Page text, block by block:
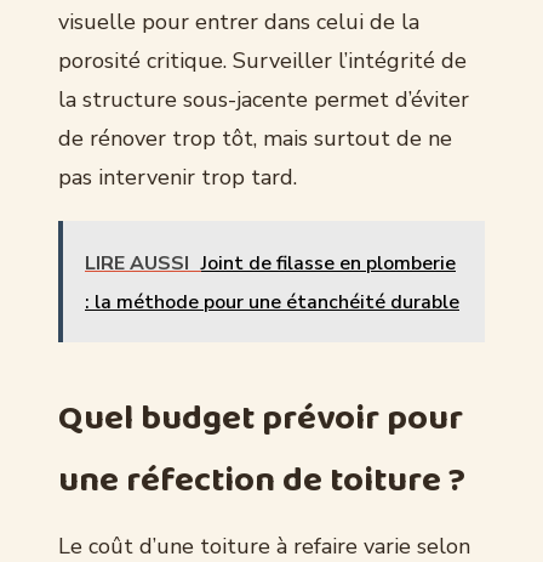
visuelle pour entrer dans celui de la
porosité critique. Surveiller l’intégrité de
la structure sous-jacente permet d’éviter
de rénover trop tôt, mais surtout de ne
pas intervenir trop tard.
LIRE AUSSI Joint de filasse en plomberie
: la méthode pour une étanchéité durable
Quel budget prévoir pour
une réfection de toiture ?
Le coût d’une toiture à refaire varie selon